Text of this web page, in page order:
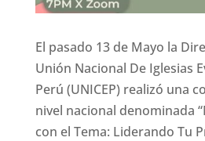
El pasado 13 de Mayo la
Unión Nacional De Iglesias
Perú (UNICEP) realizó una
nivel nacional denominada
con el Tema: Liderando Tu